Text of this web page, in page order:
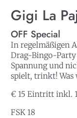
Gigi La
OFF Special
In regelmäßigen
Drag-Bingo-Party
Spannung und
spielt, trinkt! Was
€ 15 Eintritt inkl.
FSK 18